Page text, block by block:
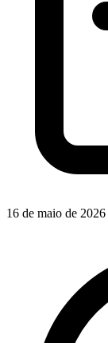
16 de maio de 2026